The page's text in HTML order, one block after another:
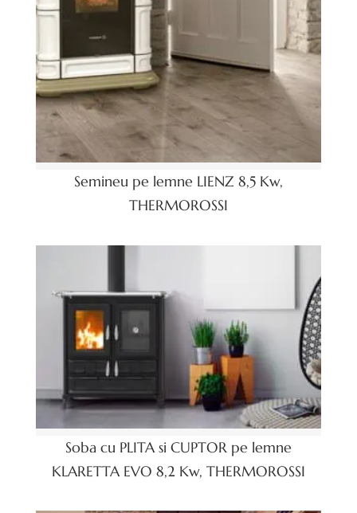
Semineu pe lemne LIENZ 8,5 Kw,
THERMOROSSI
Soba cu PLITA si CUPTOR pe lemne
KLARETTA EVO 8,2 Kw, THERMOROSSI